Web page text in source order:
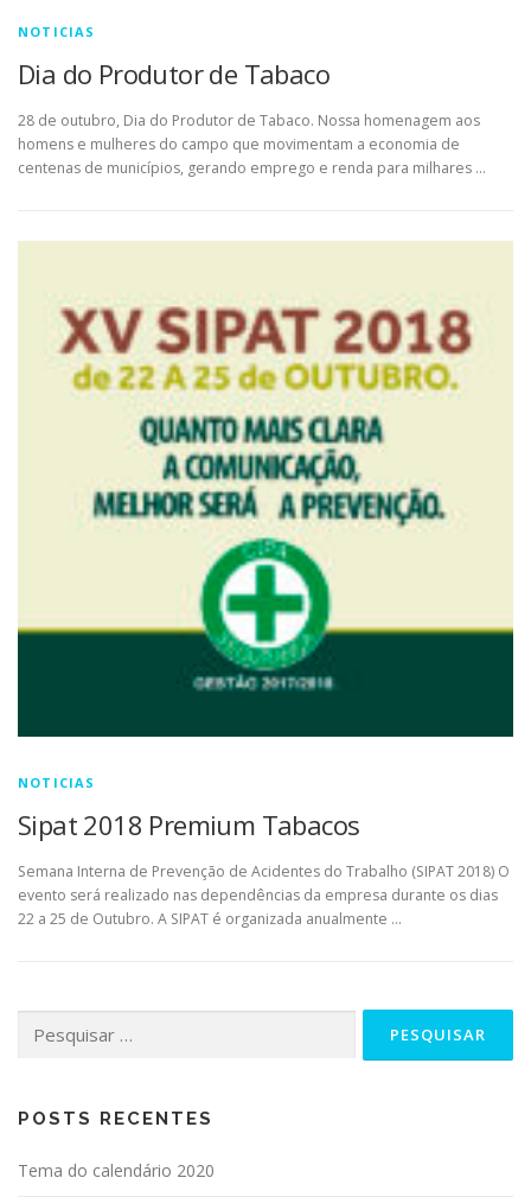
NOTICIAS
Dia do Produtor de Tabaco
28 de outubro, Dia do Produtor de Tabaco. Nossa homenagem aos
homens e mulheres do campo que movimentam a economia de
centenas de municípios, gerando emprego e renda para milhares …
NOTICIAS
Sipat 2018 Premium Tabacos
Semana Interna de Prevenção de Acidentes do Trabalho (SIPAT 2018) O
evento será realizado nas dependências da empresa durante os dias
22 a 25 de Outubro. A SIPAT é organizada anualmente …
POSTS RECENTES
Tema do calendário 2020